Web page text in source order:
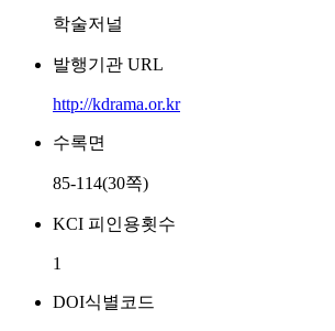
학술저널
발행기관 URL
http://kdrama.or.kr
수록면
85-114(30쪽)
KCI 피인용횟수
1
DOI식별코드